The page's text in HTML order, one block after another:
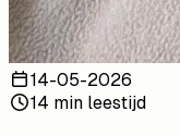
14-05-2026
14 min leestijd